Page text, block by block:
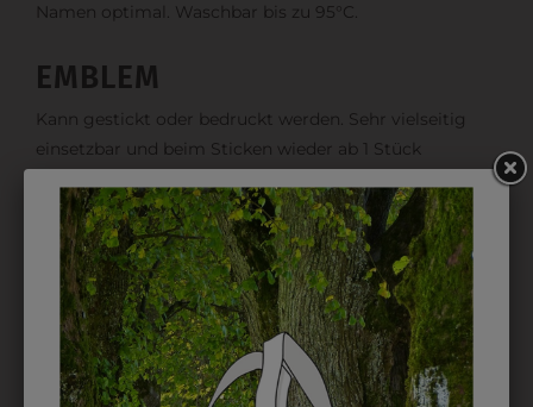
Namen optimal. Waschbar bis zu 95°C.
EMBLEM
Kann gestickt oder bedruckt werden. Sehr vielseitig
einsetzbar und beim Sticken wieder ab 1 Stück
DRUCK
Perfekt für große Logos und für kleine Details, jedoch
kostet jede Farbe extra und ist erst ab 12 Stück
möglich. Waschbar bis zu 60°C.